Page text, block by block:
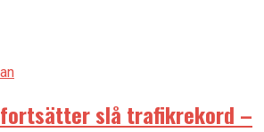
fortsätter slå trafikrekord –